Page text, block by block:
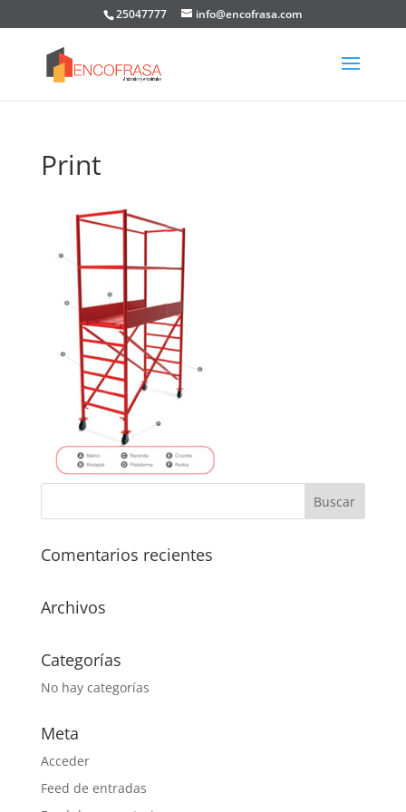
25047777 info@encofrasa.com
Print
Comentarios recientes
Archivos
Categorías
No hay categorías
Meta
Acceder
Feed de entradas